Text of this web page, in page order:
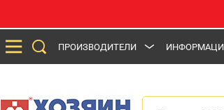
ПРОИЗВОДИТЕЛИ